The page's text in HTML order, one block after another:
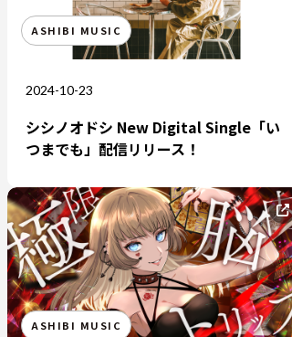
ASHIBI MUSIC
2024-10-23
シシノオドシ New Digital Single「い
つまでも」配信リリース！
ASHIBI MUSIC